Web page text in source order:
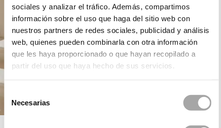
sociales y analizar el tráfico. Además, compartimos
información sobre el uso que haga del sitio web con
nuestros partners de redes sociales, publicidad y análisis
web, quienes pueden combinarla con otra información
que les haya proporcionado o que hayan recopilado a
partir del uso que haya hecho de sus servicios.
consentimiento
Necesarias